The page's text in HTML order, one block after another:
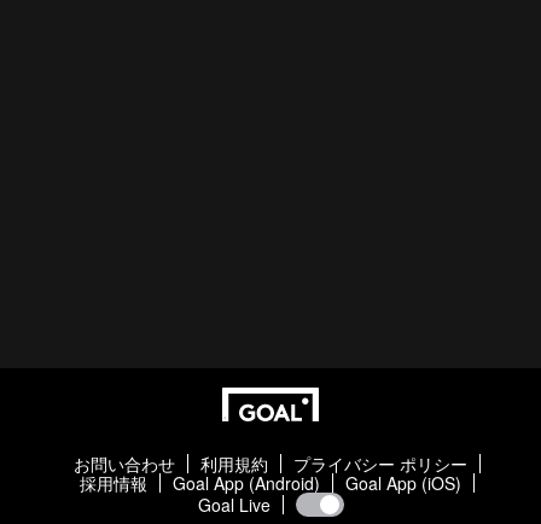
お問い合わせ 利用規約
プライバシー ポリシー
採用情報
Goal App (Android)
Goal App (iOS)
Goal Live